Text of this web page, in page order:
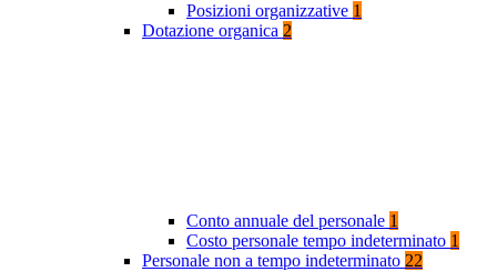
Posizioni organizzative 1
Dotazione organica 2
Conto annuale del personale 1
Costo personale tempo indeterminato 1
Personale non a tempo indeterminato 22